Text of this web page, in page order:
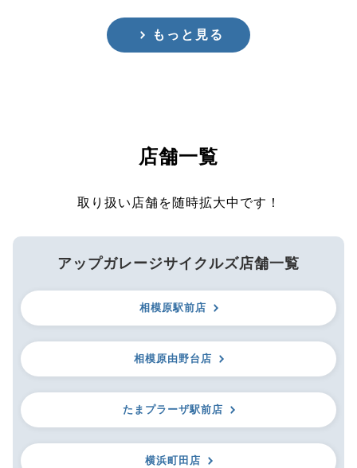
もっと見る
店舗一覧
取り扱い店舗を随時拡大中です！
アップガレージサイクルズ店舗一覧
相模原駅前店
相模原由野台店
たまプラーザ駅前店
横浜町田店